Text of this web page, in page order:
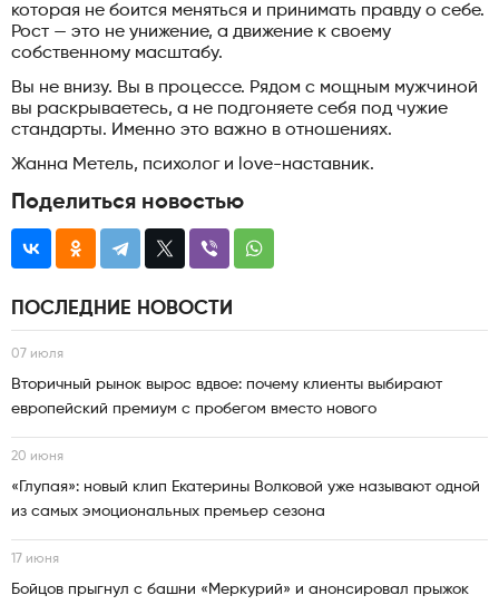
которая не боится меняться и принимать правду о себе.
Рост — это не унижение, а движение к своему
собственному масштабу.
Вы не внизу. Вы в процессе. Рядом с мощным мужчиной
вы раскрываетесь, а не подгоняете себя под чужие
стандарты. Именно это важно в отношениях.
Жанна Метель, психолог и love-наставник.
Поделиться новостью
ПОСЛЕДНИЕ НОВОСТИ
07 июля
Вторичный рынок вырос вдвое: почему клиенты выбирают
европейский премиум с пробегом вместо нового
20 июня
«Глупая»: новый клип Екатерины Волковой уже называют одной
из самых эмоциональных премьер сезона
17 июня
Бойцов прыгнул с башни «Меркурий» и анонсировал прыжок